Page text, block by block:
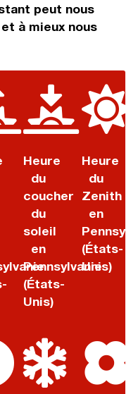
peut nous
à mieux nous
Heure
du
coucher
du
soleil
en
Pennsylvanie
(États-
Unis)
Heure
du
Zenith
en
(États-
Unis)